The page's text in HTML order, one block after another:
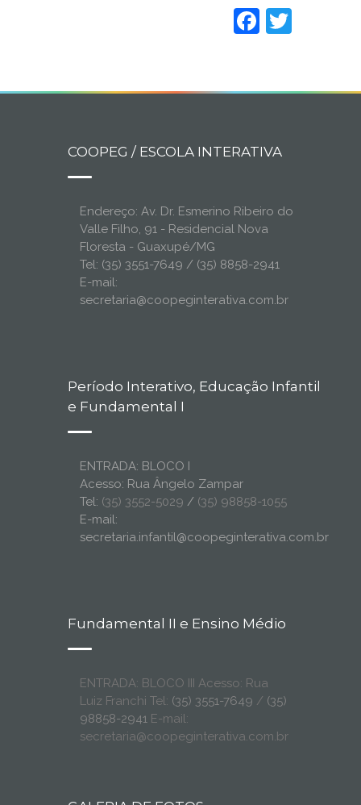
COOPEG / ESCOLA INTERATIVA
Endereço: Av. Dr. Esmerino Ribeiro do
Valle Filho, 91 - Residencial Nova
Floresta - Guaxupé/MG
Tel: (35) 3551-7649 / (35) 8858-2941
E-mail:
secretaria@coopeginterativa.com.br
Período Interativo, Educação Infantil
e Fundamental I
ENTRADA: BLOCO I
Acesso: Rua Ângelo Zampar
Tel: (35) 3552-5029 / (35) 98858-1055
E-mail:
secretaria.infantil@coopeginterativa.com.br
Fundamental II e Ensino Médio
ENTRADA: BLOCO III Acesso: Rua
Luiz Franchi Tel: (35) 3551-7649 / (35)
98858-2941 E-mail:
secretaria@coopeginterativa.com.br